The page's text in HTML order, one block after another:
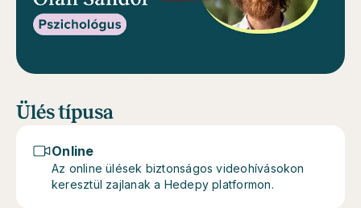
Ülés típusa
Online
Az online ülések biztonságos videohívásokon
keresztül zajlanak a Hedepy platformon.